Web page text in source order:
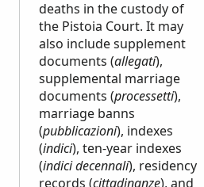
deaths in the custody of
the Pistoia Court. It may
also include supplement
documents (allegati),
supplemental marriage
documents (processetti),
marriage banns
(pubblicazioni), indexes
(indici), ten-year indexes
(indici decennali), residency
records (cittadinanze), and